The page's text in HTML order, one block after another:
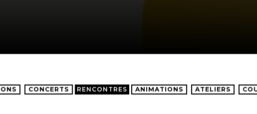
CONCERTS RENCONTRES ANIMATIONS ATELIERS